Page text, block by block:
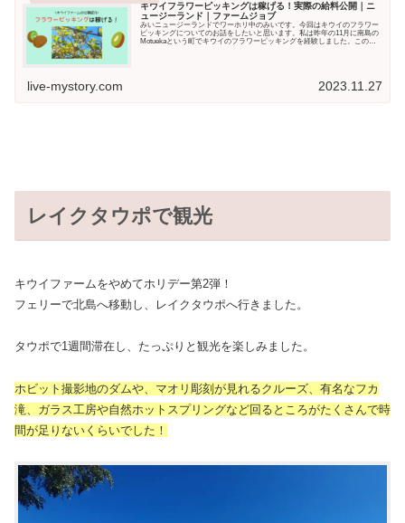
キウイフラワーピッキングは稼げる！実際の給料公開｜ニ
ュージーランド｜ファームジョブ
みいニュージーランドでワーホリ中のみいです。今回はキウイのフラワー
ピッキングについてのお話をしたいと思います。私は昨年の11月に南島の
Motuekaという町でキウイのフラワーピッキングを経験しました。このフ
live-mystory.com 2023.11.27
レイクタウポで観光
キウイファームをやめてホリデー第2弾！
フェリーで北島へ移動し、レイクタウポへ行きました。
タウポで1週間滞在し、たっぷりと観光を楽しみました。
ホビット撮影地のダムや、マオリ彫刻が見れるクルーズ、有名なフカ
滝、ガラス工房や自然ホットスプリングなど回るところがたくさんで時
間が足りないくらいでした！